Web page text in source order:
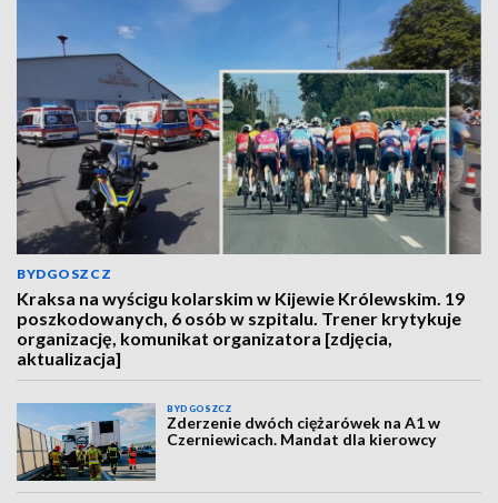
BYDGOSZCZ
Kraksa na wyścigu kolarskim w Kijewie Królewskim. 19
poszkodowanych, 6 osób w szpitalu. Trener krytykuje
organizację, komunikat organizatora [zdjęcia,
aktualizacja]
BYDGOSZCZ
Zderzenie dwóch ciężarówek na A1 w
Czerniewicach. Mandat dla kierowcy